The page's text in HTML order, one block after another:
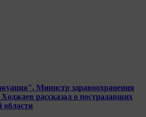
Министр здравоохранения
рассказал о пострадавших